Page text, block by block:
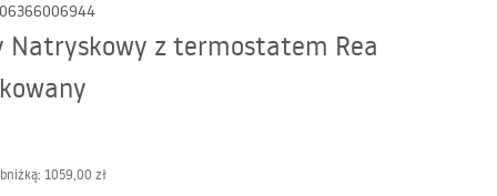
Natryskowy z termostatem Rea
1059,00 zł